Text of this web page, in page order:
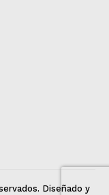
Diseñado y